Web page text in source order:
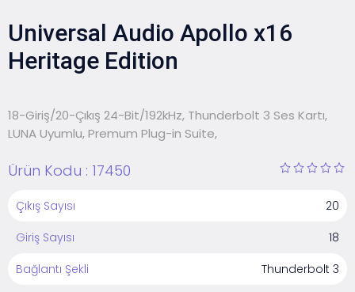
Universal Audio Apollo x16
Heritage Edition
18-Giriş/20-Çıkış 24-Bit/192kHz, Thunderbolt 3 Ses Kartı,
LUNA Uyumlu, Premum Plug-in Suite,
Ürün Kodu : 17450
Çıkış Sayısı
20
Giriş Sayısı
18
Bağlantı Şekli
Thunderbolt 3